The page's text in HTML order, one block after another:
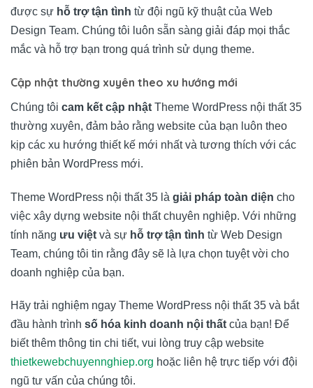
được sự hỗ trợ tận tình từ đội ngũ kỹ thuật của Web
Design Team. Chúng tôi luôn sẵn sàng giải đáp mọi thắc
mắc và hỗ trợ bạn trong quá trình sử dụng theme.
Cập nhật thường xuyên theo xu hướng mới
Chúng tôi cam kết cập nhật Theme WordPress nội thất 35
thường xuyên, đảm bảo rằng website của bạn luôn theo
kịp các xu hướng thiết kế mới nhất và tương thích với các
phiên bản WordPress mới.
Theme WordPress nội thất 35 là giải pháp toàn diện cho
việc xây dựng website nội thất chuyên nghiệp. Với những
tính năng ưu việt và sự hỗ trợ tận tình từ Web Design
Team, chúng tôi tin rằng đây sẽ là lựa chọn tuyệt vời cho
doanh nghiệp của bạn.
Hãy trải nghiệm ngay Theme WordPress nội thất 35 và bắt
đầu hành trình số hóa kinh doanh nội thất của bạn! Để
biết thêm thông tin chi tiết, vui lòng truy cập website
thietkewebchuyennghiep.org hoặc liên hệ trực tiếp với đội
ngũ tư vấn của chúng tôi.